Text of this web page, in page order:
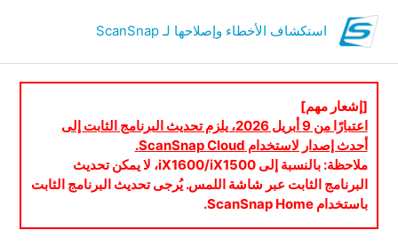
استكشاف الأخطاء وإصلاحها لـ ScanSnap
[إشعار مهم]
اعتبارًا من 9 أبريل 2026، يلزم تحديث البرنامج الثابت إلى
أحدث إصدار لاستخدام ScanSnap Cloud.
ملاحظة: بالنسبة إلى iX1600/iX1500، لا يمكن تحديث
البرنامج الثابت عبر شاشة اللمس. يُرجى تحديث البرنامج الثابت
باستخدام ScanSnap Home.